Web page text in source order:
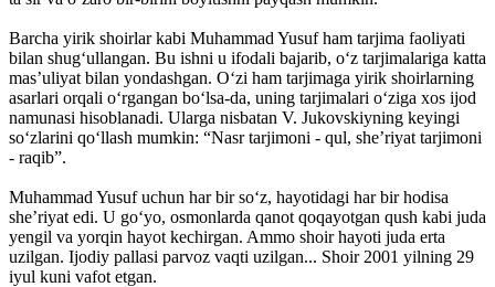
Barcha yirik shoirlar kabi Muhammad Yusuf ham tarjima faoliyati
bilan shug‘ullangan. Bu ishni u ifodali bajarib, o‘z tarjimalariga katta
mas’uliyat bilan yondashgan. O‘zi ham tarjimaga yirik shoirlarning
asarlari orqali o‘rgangan bo‘lsa-da, uning tarjimalari o‘ziga xos ijod
namunasi hisoblanadi. Ularga nisbatan V. Jukovskiyning keyingi
so‘zlarini qo‘llash mumkin: “Nasr tarjimoni - qul, she’riyat tarjimoni
- raqib”.
Muhammad Yusuf uchun har bir so‘z, hayotidagi har bir hodisa
she’riyat edi. U go‘yo, osmonlarda qanot qoqayotgan qush kabi juda
yengil va yorqin hayot kechirgan. Ammo shoir hayoti juda erta
uzilgan. Ijodiy pallasi parvoz vaqti uzilgan... Shoir 2001 yilning 29
iyul kuni vafot etgan.